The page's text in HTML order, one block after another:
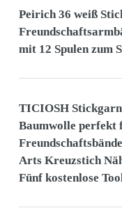
Peirich 36 weiß
mit 12 Spulen zum
TICIOSH
Baumwolle perfekt
Arts Kreuzstich
Fünf kostenlose